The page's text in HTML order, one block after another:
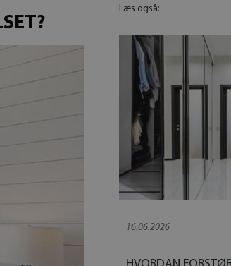
Læs også:
16.06.2026